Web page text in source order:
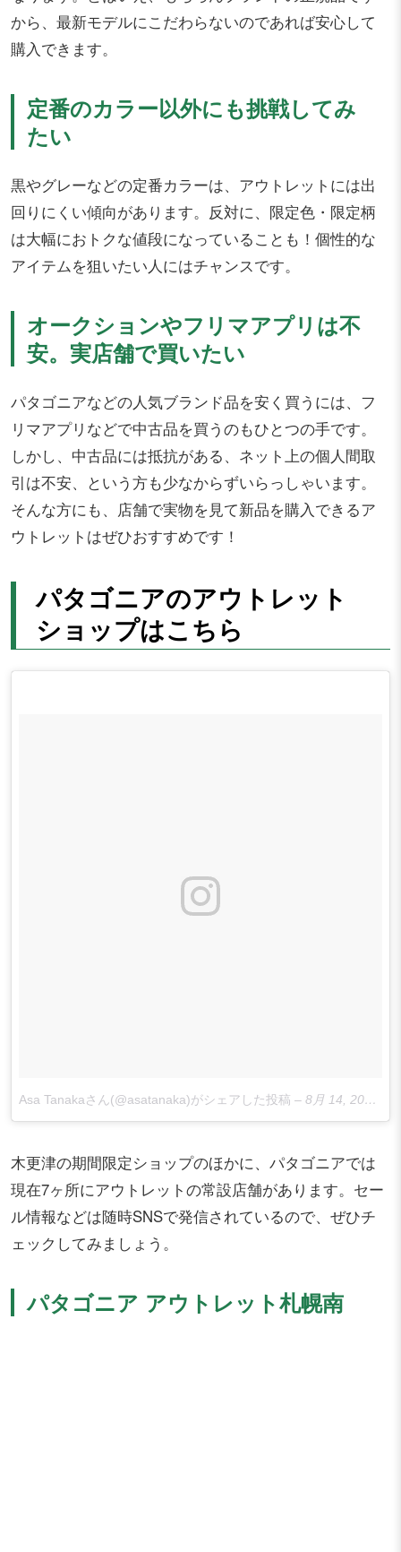
から、最新モデルにこだわらないのであれば安心して
購入できます。
定番のカラー以外にも挑戦してみ
たい
黒やグレーなどの定番カラーは、アウトレットには出
回りにくい傾向があります。反対に、限定色・限定柄
は大幅におトクな値段になっていることも！個性的な
アイテムを狙いたい人にはチャンスです。
オークションやフリマアプリは不
安。実店舗で買いたい
パタゴニアなどの人気ブランド品を安く買うには、フ
リマアプリなどで中古品を買うのもひとつの手です。
しかし、中古品には抵抗がある、ネット上の個人間取
引は不安、という方も少なからずいらっしゃいます。
そんな方にも、店舗で実物を見て新品を購入できるア
ウトレットはぜひおすすめです！
パタゴニアのアウトレット
ショップはこちら
Asa Tanakaさん(@asatanaka)がシェアした投稿 – 8月 14, 2015 at 9:04午前 PDT
木更津の期間限定ショップのほかに、パタゴニアでは
現在7ヶ所にアウトレットの常設店舗があります。セー
ル情報などは随時SNSで発信されているので、ぜひチ
ェックしてみましょう。
パタゴニア アウトレット札幌南